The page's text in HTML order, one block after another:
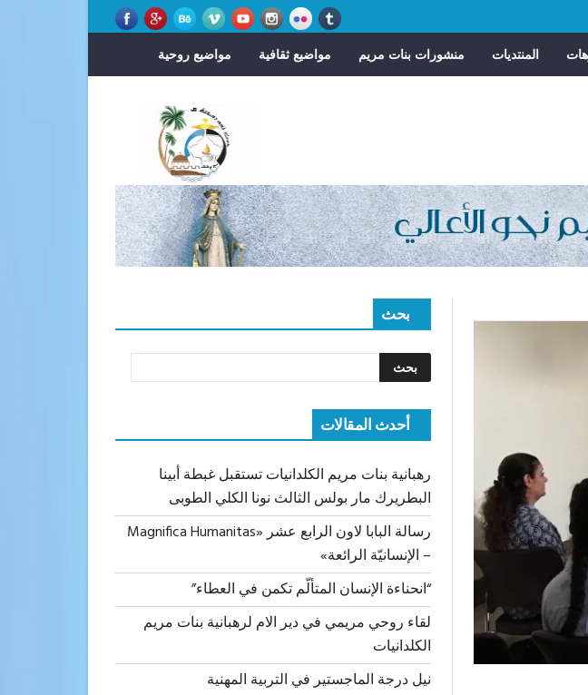
المنتديات منشورات بنات مريم مواضيع ثقافية مواضيع روحية
بحث
أحدث المقالات
رهبانية بنات مريم الكلدانيات تستقبل غبطة أبينا
البطريرك مار بولس الثالث نونا الكلي الطوبى
رسالة البابا لاون الرابع عشر «Magnifica Humanitas
– الإنسانيّة الرائعة»
“انحناءة الإنسان المتألّم تكمن في العطاء”
لقاء روحي مريمي في دير الام لرهبانية بنات مريم
الكلدانيات
نيل درجة الماجستير في التربية المهنية